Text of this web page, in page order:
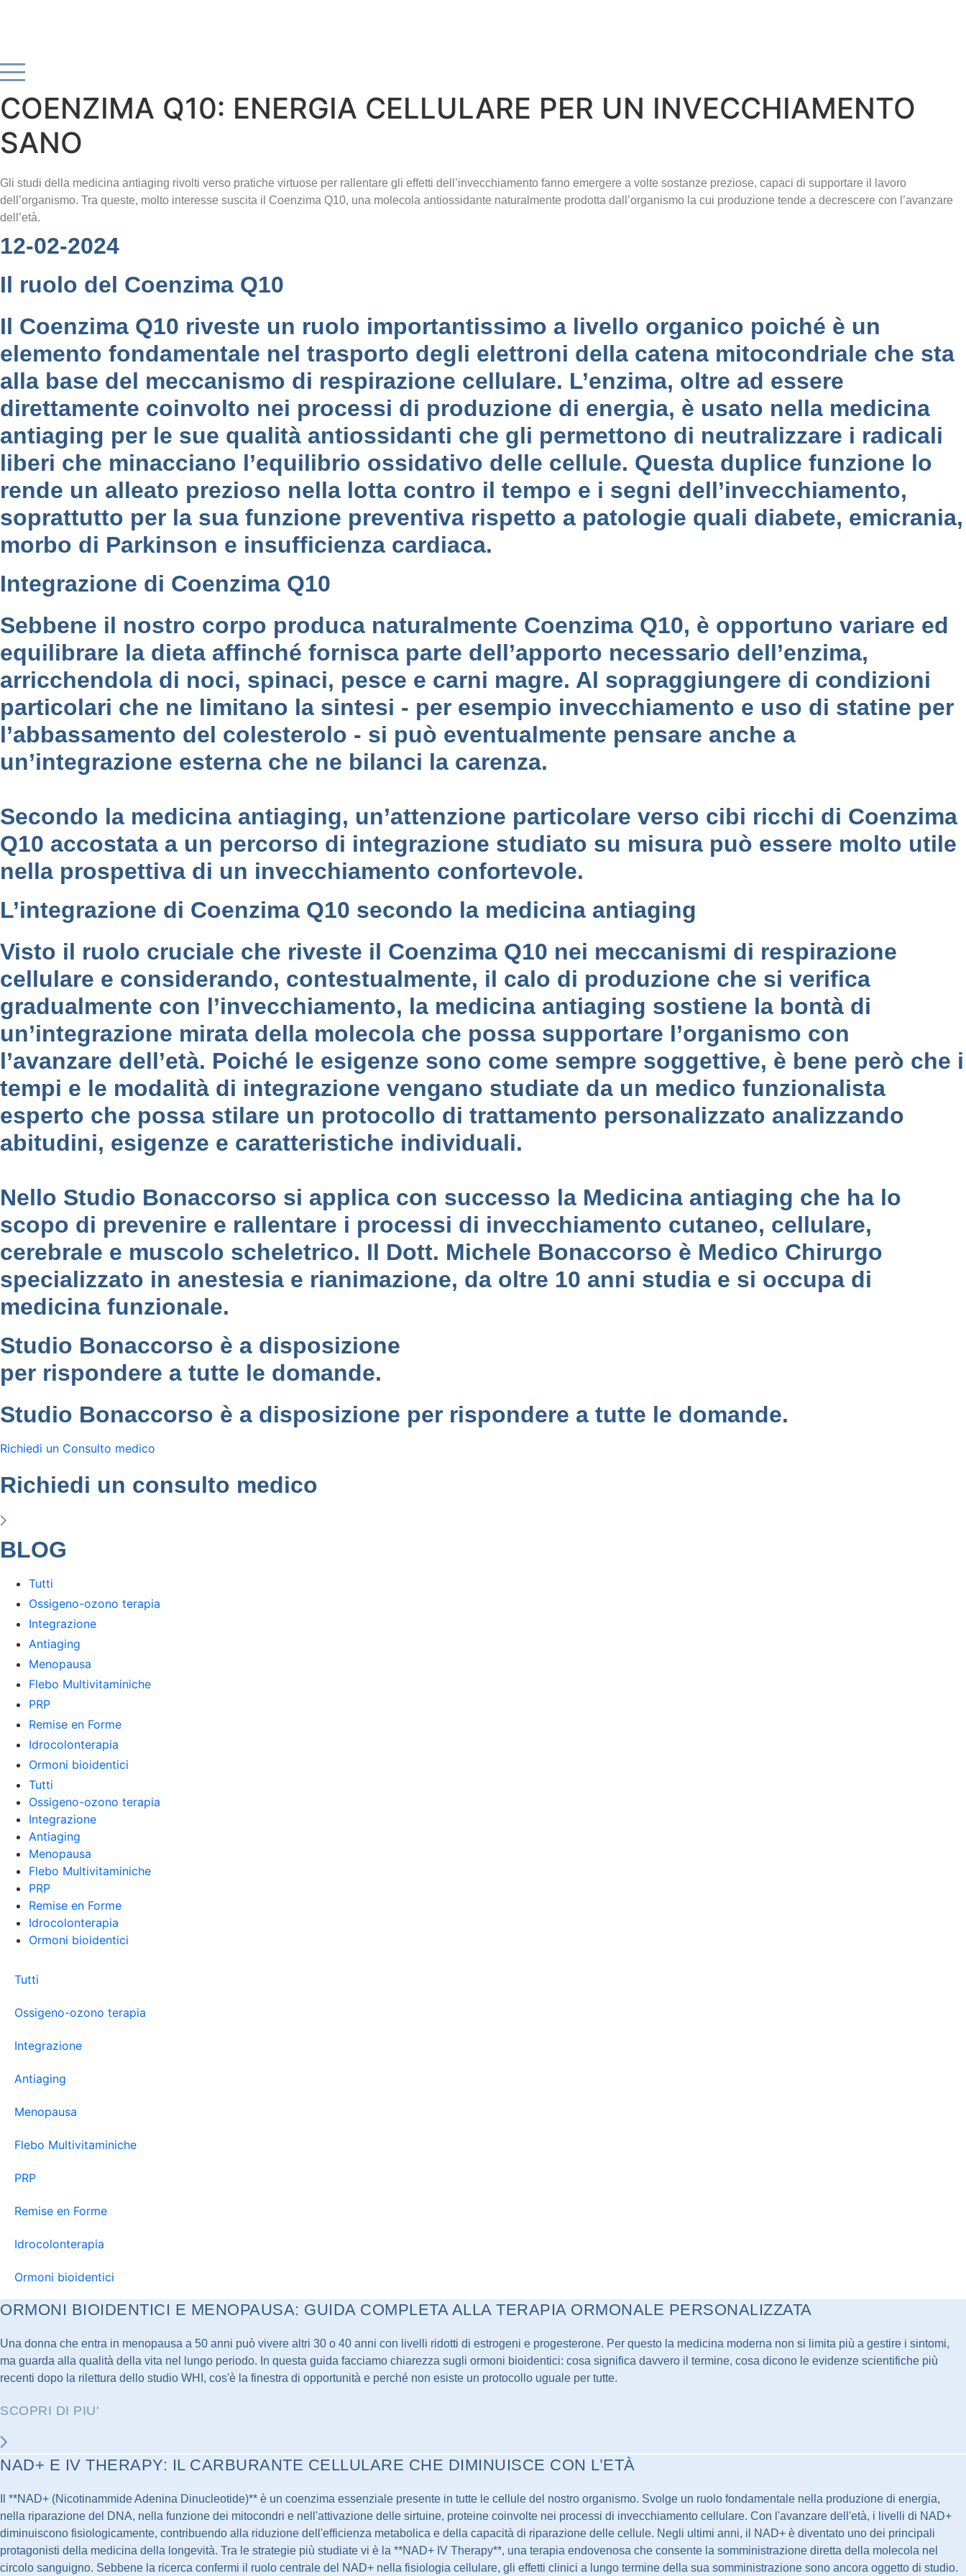
COENZIMA Q10: ENERGIA CELLULARE PER UN INVECCHIAMENTO
SANO
Gli studi della medicina antiaging rivolti verso pratiche virtuose per rallentare gli effetti dell’invecchiamento fanno emergere a volte sostanze preziose, capaci di supportare il lavoro
dell’organismo. Tra queste, molto interesse suscita il Coenzima Q10, una molecola antiossidante naturalmente prodotta dall’organismo la cui produzione tende a decrescere con l’avanzare
dell’età.
12-02-2024
Il ruolo del Coenzima Q10
Il Coenzima Q10 riveste un ruolo importantissimo a livello organico poiché è un
elemento fondamentale nel trasporto degli elettroni della catena mitocondriale che sta
alla base del meccanismo di respirazione cellulare. L’enzima, oltre ad essere
direttamente coinvolto nei processi di produzione di energia, è usato nella medicina
antiaging per le sue qualità antiossidanti che gli permettono di neutralizzare i radicali
liberi che minacciano l’equilibrio ossidativo delle cellule. Questa duplice funzione lo
rende un alleato prezioso nella lotta contro il tempo e i segni dell’invecchiamento,
soprattutto per la sua funzione preventiva rispetto a patologie quali diabete, emicrania,
morbo di Parkinson e insufficienza cardiaca.
Integrazione di Coenzima Q10
Sebbene il nostro corpo produca naturalmente Coenzima Q10, è opportuno variare ed
equilibrare la dieta affinché fornisca parte dell’apporto necessario dell’enzima,
arricchendola di noci, spinaci, pesce e carni magre. Al sopraggiungere di condizioni
particolari che ne limitano la sintesi - per esempio invecchiamento e uso di statine per
l’abbassamento del colesterolo - si può eventualmente pensare anche a
un’integrazione esterna che ne bilanci la carenza.
Secondo la medicina antiaging, un’attenzione particolare verso cibi ricchi di Coenzima
Q10 accostata a un percorso di integrazione studiato su misura può essere molto utile
nella prospettiva di un invecchiamento confortevole.
L’integrazione di Coenzima Q10 secondo la medicina antiaging
Visto il ruolo cruciale che riveste il Coenzima Q10 nei meccanismi di respirazione
cellulare e considerando, contestualmente, il calo di produzione che si verifica
gradualmente con l’invecchiamento, la medicina antiaging sostiene la bontà di
un’integrazione mirata della molecola che possa supportare l’organismo con
l’avanzare dell’età. Poiché le esigenze sono come sempre soggettive, è bene però che i
tempi e le modalità di integrazione vengano studiate da un medico funzionalista
esperto che possa stilare un protocollo di trattamento personalizzato analizzando
abitudini, esigenze e caratteristiche individuali.
Nello Studio Bonaccorso si applica con successo la Medicina antiaging che ha lo
scopo di prevenire e rallentare i processi di invecchiamento cutaneo, cellulare,
cerebrale e muscolo scheletrico. Il Dott. Michele Bonaccorso è Medico Chirurgo
specializzato in anestesia e rianimazione, da oltre 10 anni studia e si occupa di
medicina funzionale.
Studio Bonaccorso è a disposizione
per rispondere a tutte le domande.
Studio Bonaccorso è a disposizione per rispondere a tutte le domande.
Richiedi un Consulto medico
Richiedi un consulto medico
BLOG
Tutti
Ossigeno-ozono terapia
Integrazione
Antiaging
Menopausa
Flebo Multivitaminiche
PRP
Remise en Forme
Idrocolonterapia
Ormoni bioidentici
Tutti
Ossigeno-ozono terapia
Integrazione
Antiaging
Menopausa
Flebo Multivitaminiche
PRP
Remise en Forme
Idrocolonterapia
Ormoni bioidentici
Tutti
Ossigeno-ozono terapia
Integrazione
Antiaging
Menopausa
Flebo Multivitaminiche
PRP
Remise en Forme
Idrocolonterapia
Ormoni bioidentici
ORMONI BIOIDENTICI E MENOPAUSA: GUIDA COMPLETA ALLA TERAPIA ORMONALE PERSONALIZZATA
Una donna che entra in menopausa a 50 anni può vivere altri 30 o 40 anni con livelli ridotti di estrogeni e progesterone. Per questo la medicina moderna non si limita più a gestire i sintomi,
ma guarda alla qualità della vita nel lungo periodo. In questa guida facciamo chiarezza sugli ormoni bioidentici: cosa significa davvero il termine, cosa dicono le evidenze scientifiche più
recenti dopo la rilettura dello studio WHI, cos'è la finestra di opportunità e perché non esiste un protocollo uguale per tutte.
SCOPRI DI PIU'
NAD+ E IV THERAPY: IL CARBURANTE CELLULARE CHE DIMINUISCE CON L’ETÀ
Il **NAD+ (Nicotinammide Adenina Dinucleotide)** è un coenzima essenziale presente in tutte le cellule del nostro organismo. Svolge un ruolo fondamentale nella produzione di energia,
nella riparazione del DNA, nella funzione dei mitocondri e nell'attivazione delle sirtuine, proteine coinvolte nei processi di invecchiamento cellulare. Con l'avanzare dell'età, i livelli di NAD+
diminuiscono fisiologicamente, contribuendo alla riduzione dell'efficienza metabolica e della capacità di riparazione delle cellule. Negli ultimi anni, il NAD+ è diventato uno dei principali
protagonisti della medicina della longevità. Tra le strategie più studiate vi è la **NAD+ IV Therapy**, una terapia endovenosa che consente la somministrazione diretta della molecola nel
circolo sanguigno. Sebbene la ricerca confermi il ruolo centrale del NAD+ nella fisiologia cellulare, gli effetti clinici a lungo termine della sua somministrazione sono ancora oggetto di studio.